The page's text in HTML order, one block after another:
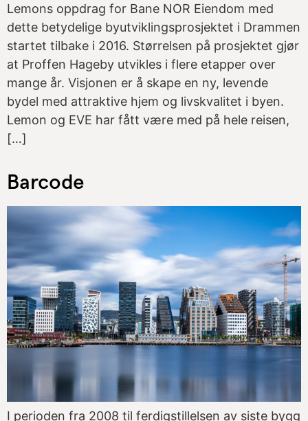
Lemons oppdrag for Bane NOR Eiendom med
dette betydelige byutviklingsprosjektet i Drammen
startet tilbake i 2016. Størrelsen på prosjektet gjør
at Proffen Hageby utvikles i flere etapper over
mange år. Visjonen er å skape en ny, levende
bydel med attraktive hjem og livskvalitet i byen.
Lemon og EVE har fått være med på hele reisen,
[…]
Barcode
I perioden fra 2008 til ferdigstillelsen av siste bygg